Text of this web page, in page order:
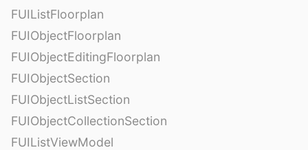
FUIListFloorplan
FUIObjectFloorplan
FUIObjectEditingFloorplan
FUIObjectSection
FUIObjectListSection
FUIObjectCollectionSection
FUIListViewModel